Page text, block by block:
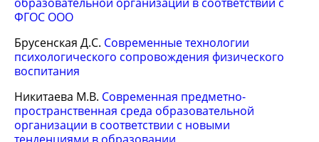
ФГОС ООО
Брусенская Д.С. Современные технологии
психологического сопровождения физического
воспитания
Никитаева М.В. Современная предметно-
пространственная среда образовательной
организации в соответствии с новыми